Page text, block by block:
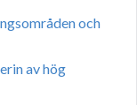
och
av hög